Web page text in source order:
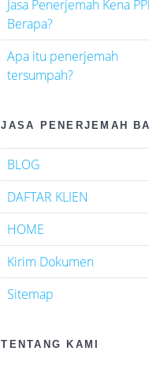
Jasa Penerjemah Kena
Berapa?
Apa itu penerjemah
tersumpah?
JASA PENERJEMAH
BLOG
DAFTAR KLIEN
HOME
Kirim Dokumen
Sitemap
TENTANG KAMI